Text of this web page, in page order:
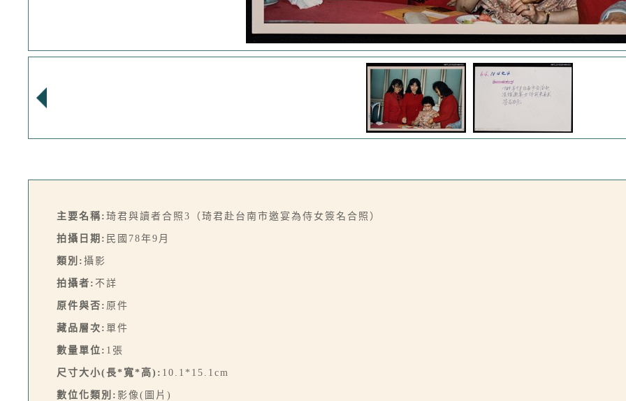
主要名稱: 琦君與讀者合照3（琦君赴台南市邀宴為侍女簽名合照）
拍攝日期: 民國78年9月
類別: 攝影
拍攝者: 不詳
原件與否: 原件
藏品層次: 單件
數量單位: 1張
尺寸大小(長*寬*高): 10.1*15.1cm
數位化類別: 影像(圖片)